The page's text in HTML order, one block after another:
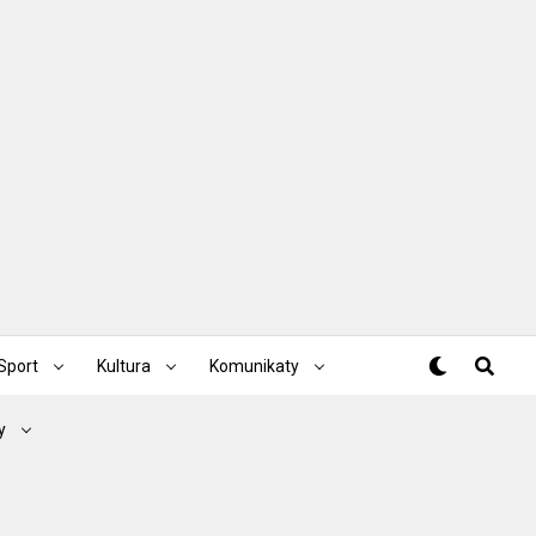
Kultura Komunikaty